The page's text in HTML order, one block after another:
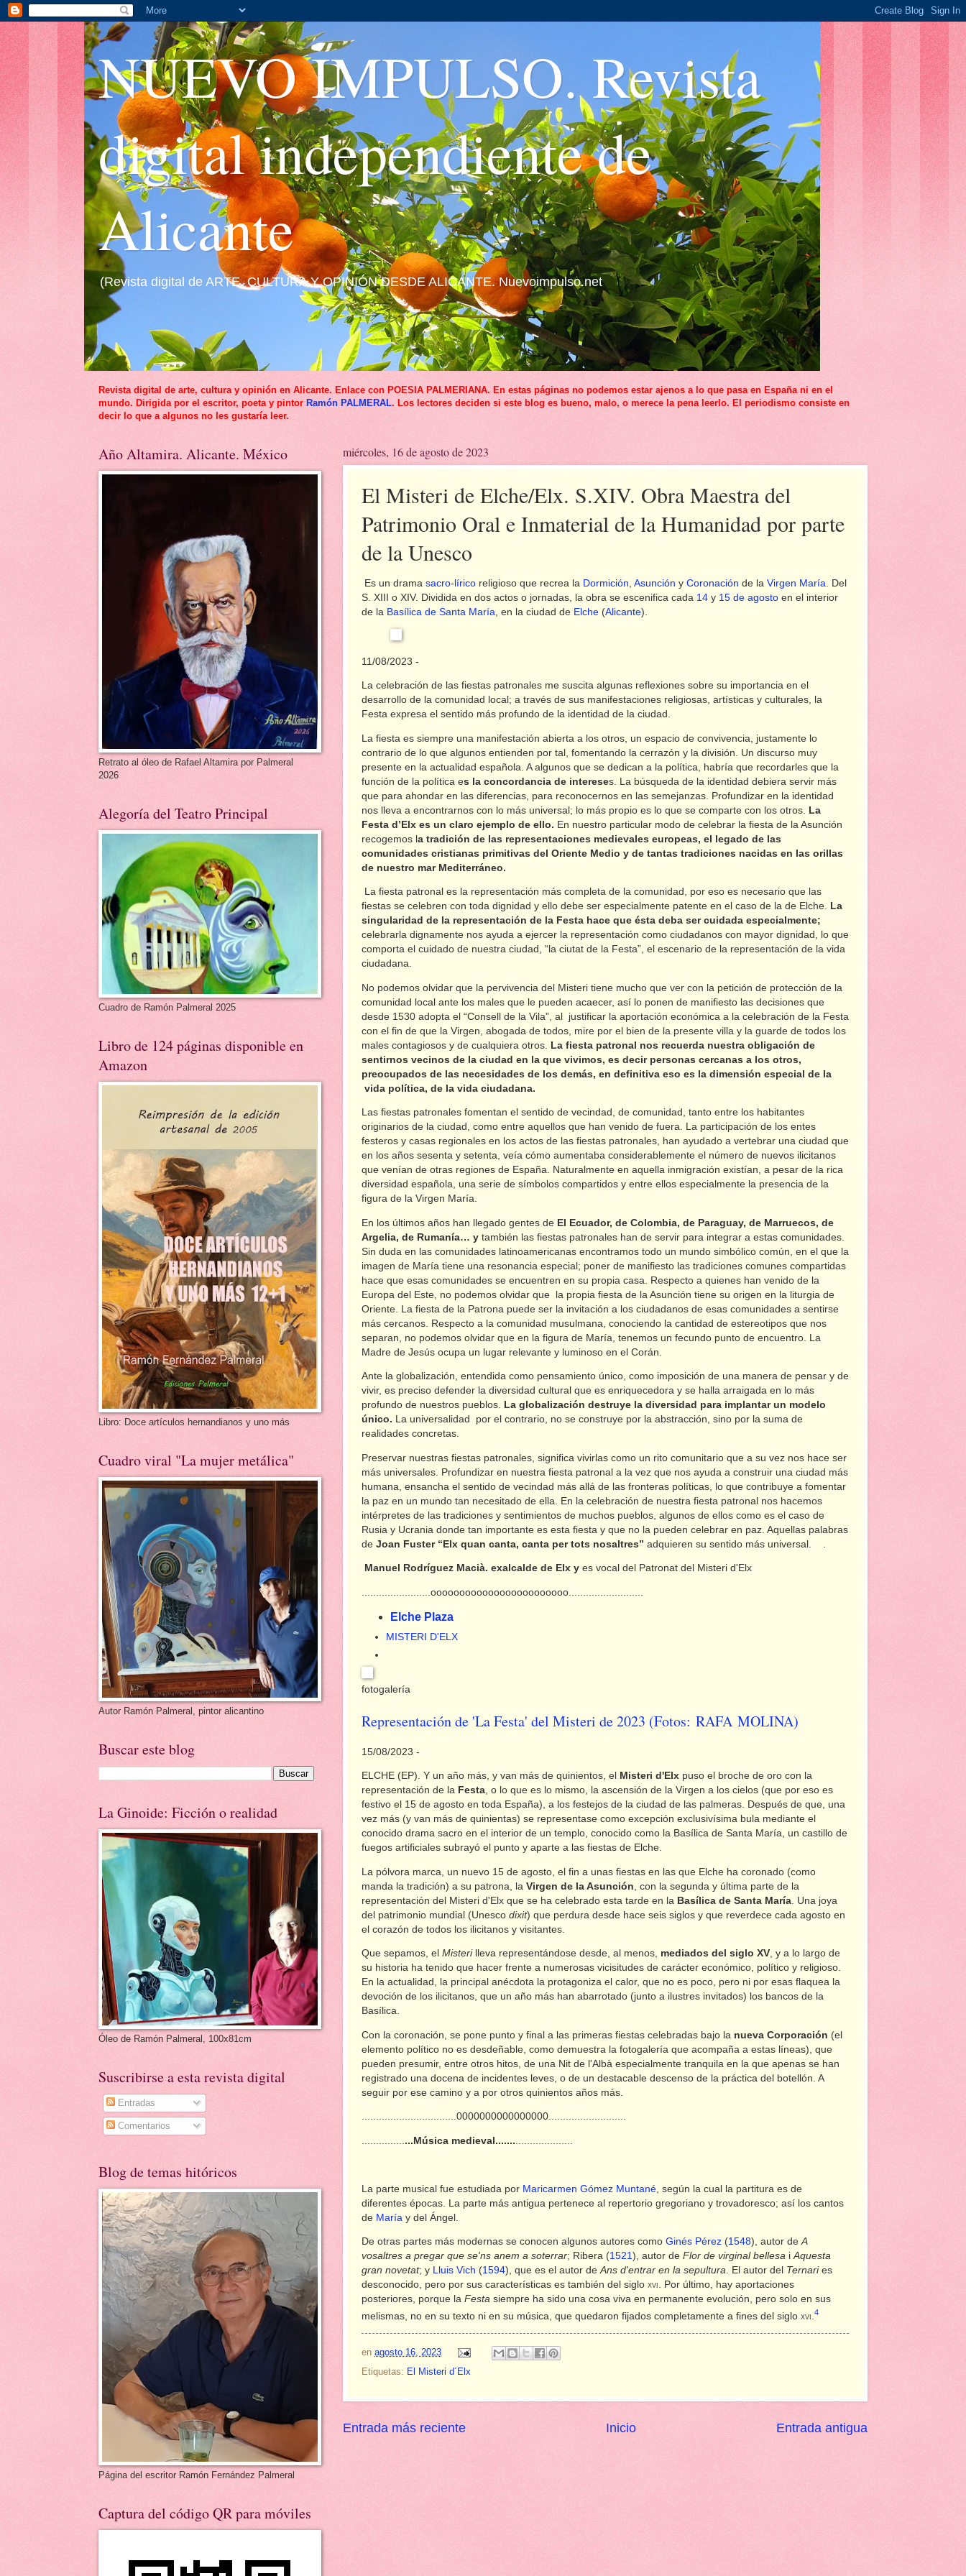
NUEVO IMPULSO. Revista
digital independiente de
Alicante
(Revista digital de ARTE, CULTURA Y OPINIÓN DESDE ALICANTE. Nuevoimpulso.net
Revista digital de arte, cultura y opinión en Alicante. Enlace con POESIA PALMERIANA. En estas páginas no podemos estar ajenos a lo que pasa en España ni en el
mundo. Dirigida por el escritor, poeta y pintor Ramón PALMERAL. Los lectores deciden si este blog es bueno, malo, o merece la pena leerlo. El periodismo consiste en
decir lo que a algunos no les gustaría leer.
miércoles, 16 de agosto de 2023
El Misteri de Elche/Elx. S.XIV. Obra Maestra del
Patrimonio Oral e Inmaterial de la Humanidad por parte
de la Unesco
Es un drama sacro-lírico religioso que recrea la Dormición Asunción y Coronación de la Virgen María . Del
S. XIII o XIV. Dividida en dos actos o jornadas, la obra se escenifica cada 14 y 15 de agosto en el interior
de la Basílica de Santa María , en la ciudad de Elche (Alicante).
11/08/2023 -
La celebración de las fiestas patronales me suscita algunas reflexiones sobre su importancia en el
desarrollo de la comunidad local; a través de sus manifestaciones religiosas, artísticas y culturales, la
Festa expresa el sentido más profundo de la identidad de la ciudad.
La fiesta es siempre una manifestación abierta a los otros, un espacio de convivencia, justamente lo
contrario de lo que algunos entienden por tal, fomentando la cerrazón y la división. Un discurso muy
presente en la actualidad española. A algunos que se dedican a la política, habría que recordarles que la
función de la política es la concordancia de intereses. La búsqueda de la identidad debiera servir más
que para ahondar en las diferencias, para reconocernos en las semejanzas. Profundizar en la identidad
nos lleva a encontrarnos con lo más universal; lo más propio es lo que se comparte con los otros. La
Festa d’Elx es un claro ejemplo de ello. En nuestro particular modo de celebrar la fiesta de la Asunción
recogemos la tradición de las representaciones medievales europeas, el legado de las
comunidades cristianas primitivas del Oriente Medio y de tantas tradiciones nacidas en las orillas
de nuestro mar Mediterráneo.
La fiesta patronal es la representación más completa de la comunidad, por eso es necesario que las
fiestas se celebren con toda dignidad y ello debe ser especialmente patente en el caso de la de Elche. La
singularidad de la representación de la Festa hace que ésta deba ser cuidada especialmente;
celebrarla dignamente nos ayuda a ejercer la representación como ciudadanos con mayor dignidad, lo que
comporta el cuidado de nuestra ciudad, “la ciutat de la Festa”, el escenario de la representación de la vida
ciudadana.
No podemos olvidar que la pervivencia del Misteri tiene mucho que ver con la petición de protección de la
comunidad local ante los males que le pueden acaecer, así lo ponen de manifiesto las decisiones que
desde 1530 adopta el “Consell de la Vila”, al justificar la aportación económica a la celebración de la Festa
con el fin de que la Virgen, abogada de todos, mire por el bien de la presente villa y la guarde de todos los
males contagiosos y de cualquiera otros. La fiesta patronal nos recuerda nuestra obligación de
sentirnos vecinos de la ciudad en la que vivimos, es decir personas cercanas a los otros,
preocupados de las necesidades de los demás, en definitiva eso es la dimensión especial de la
vida política, de la vida ciudadana.
Las fiestas patronales fomentan el sentido de vecindad, de comunidad, tanto entre los habitantes
originarios de la ciudad, como entre aquellos que han venido de fuera. La participación de los entes
festeros y casas regionales en los actos de las fiestas patronales, han ayudado a vertebrar una ciudad que
en los años sesenta y setenta, veía cómo aumentaba considerablemente el número de nuevos ilicitanos
que venían de otras regiones de España. Naturalmente en aquella inmigración existían, a pesar de la rica
diversidad española, una serie de símbolos compartidos y entre ellos especialmente la presencia de la
figura de la Virgen María.
En los últimos años han llegado gentes de El Ecuador, de Colombia, de Paraguay, de Marruecos, de
Argelia, de Rumanía… y también las fiestas patronales han de servir para integrar a estas comunidades.
Sin duda en las comunidades latinoamericanas encontramos todo un mundo simbólico común, en el que la
imagen de María tiene una resonancia especial; poner de manifiesto las tradiciones comunes compartidas
hace que esas comunidades se encuentren en su propia casa. Respecto a quienes han venido de la
Europa del Este, no podemos olvidar que la propia fiesta de la Asunción tiene su origen en la liturgia de
Oriente. La fiesta de la Patrona puede ser la invitación a los ciudadanos de esas comunidades a sentirse
más cercanos. Respecto a la comunidad musulmana, conociendo la cantidad de estereotipos que nos
separan, no podemos olvidar que en la figura de María, tenemos un fecundo punto de encuentro. La
Madre de Jesús ocupa un lugar relevante y luminoso en el Corán.
Ante la globalización, entendida como pensamiento único, como imposición de una manera de pensar y de
vivir, es preciso defender la diversidad cultural que es enriquecedora y se halla arraigada en lo más
profundo de nuestros pueblos. La globalización destruye la diversidad para implantar un modelo
único. La universalidad por el contrario, no se construye por la abstracción, sino por la suma de
realidades concretas.
Preservar nuestras fiestas patronales, significa vivirlas como un rito comunitario que a su vez nos hace ser
más universales. Profundizar en nuestra fiesta patronal a la vez que nos ayuda a construir una ciudad más
humana, ensancha el sentido de vecindad más allá de las fronteras políticas, lo que contribuye a fomentar
la paz en un mundo tan necesitado de ella. En la celebración de nuestra fiesta patronal nos hacemos
intérpretes de las tradiciones y sentimientos de muchos pueblos, algunos de ellos como es el caso de
Rusia y Ucrania donde tan importante es esta fiesta y que no la pueden celebrar en paz. Aquellas palabras
de Joan Fuster “Elx quan canta, canta per tots nosaltres” adquieren su sentido más universal. .
Manuel Rodríguez Macià. exalcalde de Elx y es vocal del Patronat del Misteri d'Elx
........................oooooooooooooooooooooooo..........................
Elche Plaza
MISTERI D'ELX
fotogalería
Representación de 'La Festa' del Misteri de 2023 (Fotos: RAFA MOLINA)
15/08/2023 -
ELCHE (EP). Y un año más, y van más de quinientos, el Misteri d'Elx puso el broche de oro con la
representación de la Festa, o lo que es lo mismo, la ascensión de la Virgen a los cielos (que por eso es
festivo el 15 de agosto en toda España), a los festejos de la ciudad de las palmeras. Después de que, una
vez más (y van más de quinientas) se representase como excepción exclusivísima bula mediante el
conocido drama sacro en el interior de un templo, conocido como la Basílica de Santa María, un castillo de
fuegos artificiales subrayó el punto y aparte a las fiestas de Elche.
La pólvora marca, un nuevo 15 de agosto, el fin a unas fiestas en las que Elche ha coronado (como
manda la tradición) a su patrona, la Virgen de la Asunción , con la segunda y última parte de la
representación del Misteri d'Elx que se ha celebrado esta tarde en la Basílica de Santa María . Una joya
del patrimonio mundial (Unesco dixit) que perdura desde hace seis siglos y que reverdece cada agosto en
el corazón de todos los ilicitanos y visitantes.
Que sepamos, el Misteri lleva representándose desde, al menos, mediados del siglo XV, y a lo largo de
su historia ha tenido que hacer frente a numerosas vicisitudes de carácter económico, político y religioso.
En la actualidad, la principal anécdota la protagoniza el calor, que no es poco, pero ni por esas flaquea la
devoción de los ilicitanos, que un año más han abarrotado (junto a ilustres invitados) los bancos de la
Basílica.
Con la coronación, se pone punto y final a las primeras fiestas celebradas bajo la nueva Corporación (el
elemento político no es desdeñable, como demuestra la fotogalería que acompaña a estas líneas), que
pueden presumir, entre otros hitos, de una Nit de l'Albà especialmente tranquila en la que apenas se han
registrado una docena de incidentes leves, o de un destacable descenso de la práctica del botellón. A
seguir por ese camino y a por otros quinientos años más.
.................................0000000000000000...........................
...Música medieval.......
La parte musical fue estudiada por Maricarmen Gómez Muntané , según la cual la partitura es de
diferentes épocas. La parte más antigua pertenece al repertorio gregoriano y trovadoresco; así los cantos
de María y del Ángel.
De otras partes más modernas se conocen algunos autores como Ginés Pérez (1548), autor deA
vosaltres a pregar que se'ns anem a soterrar; Ribera (1521), autor de Flor de virginal bellesa iAquesta
gran novetat; y Lluis Vich (1594), que es el autor deAns d'entrar en la sepultura. El autor del Ternaries
desconocido, pero por sus características es también del siglo xvi. Por último, hay aportaciones
posteriores, porque la Festa siempre ha sido una cosa viva en permanente evolución, pero solo en sus
melismas, no en su texto ni en su música, que quedaron fijados completamente a fines del siglo xvi 4
en agosto 16, 2023
Etiquetas: El Misteri d´Elx
Entrada más reciente Entrada antigua
Inicio
Año Altamira. Alicante. México
Retrato al óleo de Rafael Altamira por Palmeral
2026
Alegoría del Teatro Principal
Cuadro de Ramón Palmeral 2025
Libro de 124 páginas disponible en
Amazon
Libro: Doce artículos hernandianos y uno más
Cuadro viral "La mujer metálica"
Autor Ramón Palmeral, pintor alicantino
Buscar este blog
La Ginoide: Ficción o realidad
Óleo de Ramón Palmeral, 100x81cm
Suscribirse a esta revista digital
Entradas
Comentarios
Blog de temas hitóricos
Página del escritor Ramón Fernández Palmeral
Captura del código QR para móviles